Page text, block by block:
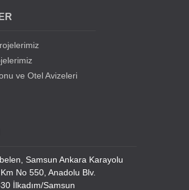
Mescid
Cami Avizeleri
Al Schokur Cami Avizeleri
Avizelerimiz
ve Otel Avizeleri
Samsun Ankara Karayolu
No 550, Anadolu Blv.
İlkadım/Samsun